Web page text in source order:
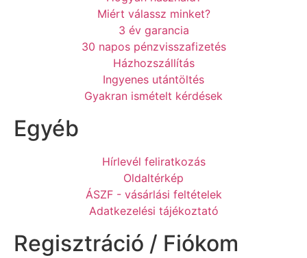
Miért válassz minket?
3 év garancia
30 napos pénzvisszafizetés
Házhozszállítás
Ingyenes utántöltés
Gyakran ismételt kérdések
Egyéb
Hírlevél feliratkozás
Oldaltérkép
ÁSZF - vásárlási feltételek
Adatkezelési tájékoztató
Regisztráció / Fiókom